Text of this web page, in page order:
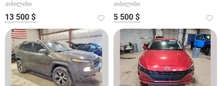
თბილისი
13 500 $
თბილისი
5 500 $